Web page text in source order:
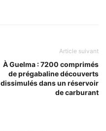
Article suivant
À Guelma : 7200 comprimés
de prégabaline découverts
dissimulés dans un réservoir
de carburant